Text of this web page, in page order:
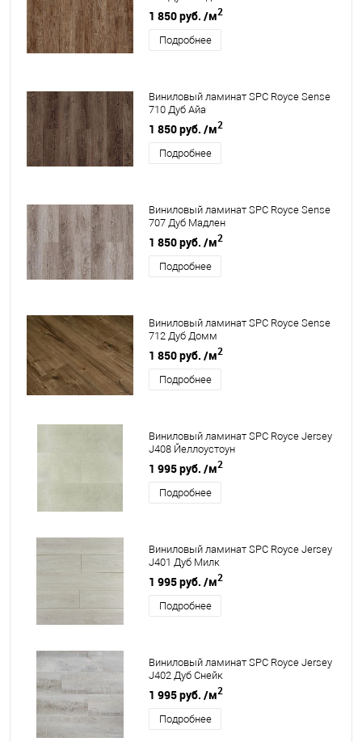
1 850 руб. /м2
Подробнее
Виниловый ламинат SPC Royce Sense
710 Дуб Айа
1 850 руб. /м2
Подробнее
Виниловый ламинат SPC Royce Sense
707 Дуб Мадлен
1 850 руб. /м2
Подробнее
Виниловый ламинат SPC Royce Sense
712 Дуб Домм
1 850 руб. /м2
Подробнее
Виниловый ламинат SPC Royce Jersey
J408 Йеллоустоун
1 995 руб. /м2
Подробнее
Виниловый ламинат SPC Royce Jersey
J401 Дуб Милк
1 995 руб. /м2
Подробнее
Виниловый ламинат SPC Royce Jersey
J402 Дуб Снейк
1 995 руб. /м2
Подробнее